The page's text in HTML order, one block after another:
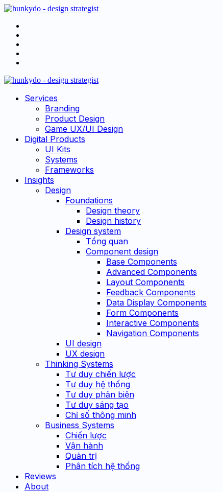
Menu
hunkydo
Menu
Services
Branding
Product Design
Game UX/UI Design
Digital Products
UI Kits
Systems
Frameworks
Insights
Design
Foundations
Design theory
Design history
Design system
Tổng quan
Component design
Base Components
Advanced Components
Layout Components
Feedback Components
Data Display Components
Form Components
Interactive Components
Navigation Components
UI design
UX design
Thinking Systems
Tư duy chiến lược
Tư duy hệ thống
Tư duy phản biện
Tư duy sáng tạo
Chỉ số thông minh
Business Systems
Chiến lược
Vận hành
Quản trị
Phân tích hệ thống
Reviews
About